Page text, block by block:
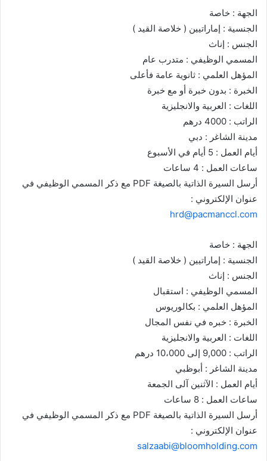
الجهة : خاصة
الجنسية : إماراتيين ( خلاصة القيد )
الجنس : إناث
المسمي الوظيفي : متدرب عام
المؤهل العلمي : ثانوية عامة فأعلى
الخبرة : بدون خبرة أو مع خبرة
اللغات : العربية والانجليزية
الراتب : 4000 درهم
مدينة الشاغر : دبي
أيام العمل : 5 أيام في الأسبوع
ساعات العمل : 4 ساعات
أرسل السيرة الذاتية بالصيغة PDF مع ذكر المسمي الوظيفي في
عنوان الإلكتروني :
hrd@pacmanccl.com
الجهة : خاصة
الجنسية : إماراتيين ( خلاصة القيد )
الجنس : إناث
المسمي الوظيفي : استقبال
المؤهل العلمي : بكالوريوس
الخبرة : خبره في نفس المجال
اللغات : العربية والانجليزية
الراتب : 9,000 إلى 10،000 درهم
مدينة الشاغر : أبوظبي
أيام العمل : الآثنين آلى الجمعة
ساعات العمل : 8 ساعات
أرسل السيرة الذاتية بالصيغة PDF مع ذكر المسمي الوظيفي في
عنوان الإلكتروني :
salzaabi@bloomholding.com